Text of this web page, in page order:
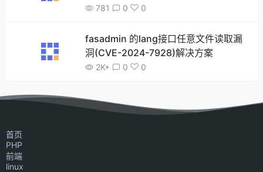
如何做到参数传递 并且达到框架自带的
781 0 0
fasadmin 的lang接口任意文件读取漏
洞(CVE-2024-7928)解决方案
2K+ 0 0
首页
PHP
前端
linux